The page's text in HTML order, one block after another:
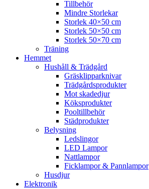
Tillbehör
Mindre Storlekar
Storlek 40×50 cm
Storlek 50×50 cm
Storlek 50×70 cm
Träning
Hemmet
Hushåll & Trädgård
Gräsklipparknivar
Trädgårdsprodukter
Mot skadedjur
Köksprodukter
Pooltillbehör
Städprodukter
Belysning
Ledslingor
LED Lampor
Nattlampor
Ficklampor & Pannlampor
Husdjur
Elektronik